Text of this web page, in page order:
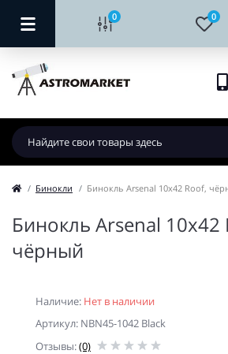
0 0
Бинокли Бинокль Arsenal 10x42 Roof,
Бинокль Arsenal 10x42
чёрный
Наличие: Нет в наличии
Артикул: NBN45-1042 Black
Отзывы:(0)